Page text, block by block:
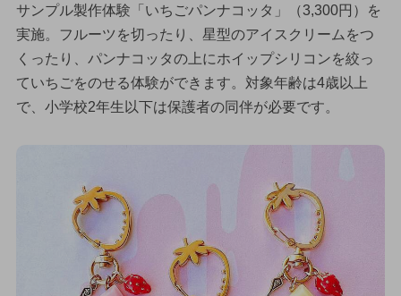
サンプル製作体験「いちごパンナコッタ」（3,300円）を
実施。フルーツを切ったり、星型のアイスクリームをつ
くったり、パンナコッタの上にホイップシリコンを絞っ
ていちごをのせる体験ができます。対象年齢は4歳以上
で、小学校2年生以下は保護者の同伴が必要です。